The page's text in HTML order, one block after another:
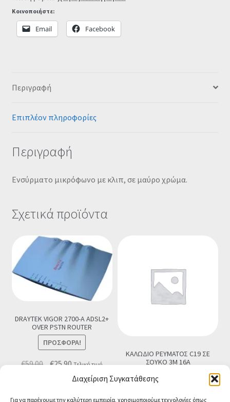
Διαχείριση Συγκατάθεσης
Για να παρέχουμε την καλύτερη εμπειρία, χρησιμοποιούμε τεχνολογίες όπως
Κοινοποιήστε:
Email Facebook
Περιγραφή
Επιπλέον πληροφορίες
Περιγραφή
Ενσύρματο μικρόφωνο με κλιπ, σε μαύρο χρώμα.
Σχετικά προϊόντα
DRAYTEK VIGOR 2700-A ADSL2+
OVER PSTN ROUTER
ΠΡΟΣΦΟΡΆ!
€59.00Original
€25.90Η
τρέχουσα
Τελική τιμή
ΚΑΛΩΔΙΟ ΡΕΥΜΑΤΟΣ C19 ΣΕ
ΣΟΥΚΟ 3M 16A
€18.90
Προσθήκη στο καλάθι